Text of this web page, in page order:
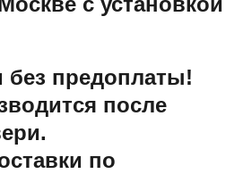
предоплаты!
после
по